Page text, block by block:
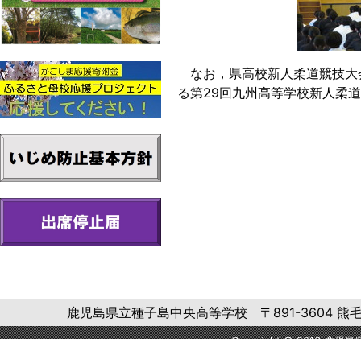
なお，県高校新人柔道競技大
る第29回九州高等学校新人柔
鹿児島県立種子島中央高等学校 〒891-3604